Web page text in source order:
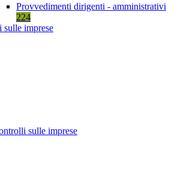
Provvedimenti dirigenti - amministrativi
224
sulle imprese
sulle imprese